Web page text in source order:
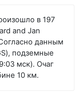
в 197
and Jan
данным
подземные
мск). Очаг
10 км.